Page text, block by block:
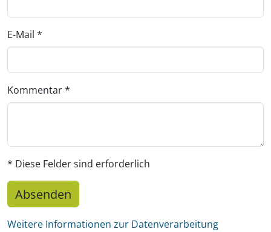
E-Mail *
Kommentar*
* Diese Felder sind erforderlich
Absenden
Weitere Informationen zur Datenverarbeitung